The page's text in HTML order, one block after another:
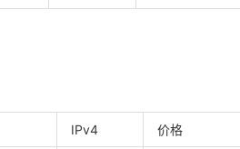
IPv4 价格